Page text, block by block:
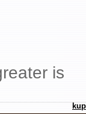
is